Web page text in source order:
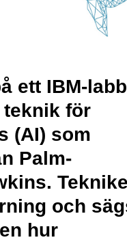
ett IBM-
teknik för
(AI) som
Palm-
och
hur